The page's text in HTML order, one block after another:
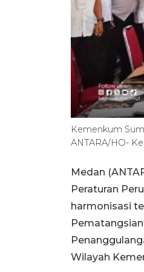
Kemenkum
ANTARA/HO-
Medan
Peraturan
harmonisasi
Wilayah